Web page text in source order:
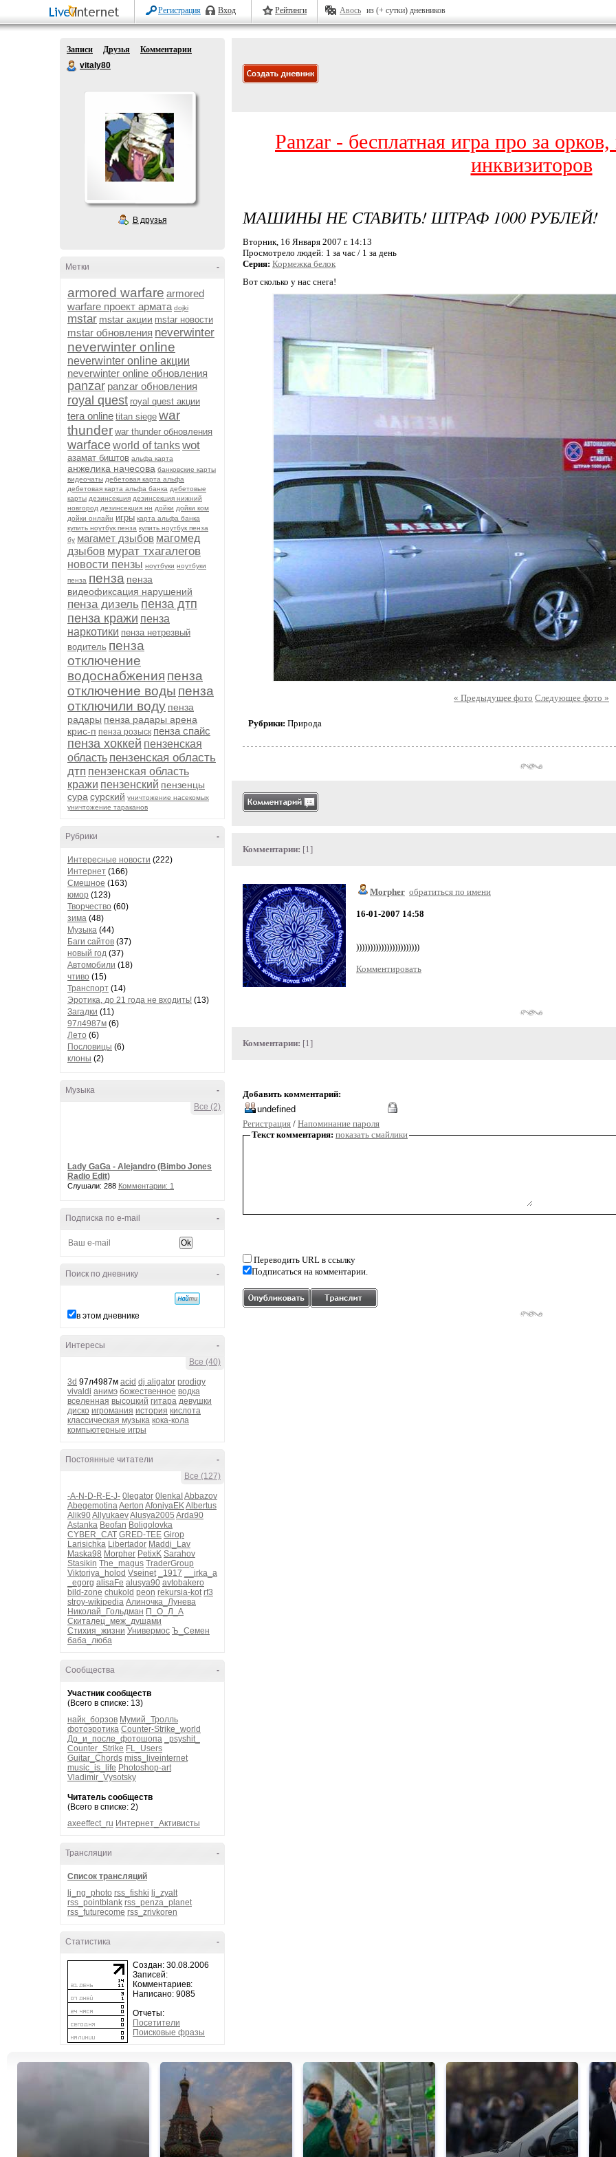
Регистрация Вход Рейтинги Авось из (+ сутки) дневников
Записи Друзья
Комментарии
vitaly80
В друзья
-
Метки
armored warfare armored
warfare проект армата dojki
mstar mstar акции mstar новости
mstar обновления neverwinter
neverwinter online
neverwinter online акции
neverwinter online обновления
panzar panzar обновления
royal quest royal quest акции
tera online titan siege war
thunder war thunder обновления
warfaceworld of tankswot
азамат биштов альфа карта
анжелика начесова банковские карты
видеочаты дебетовая карта альфа
дебетовая карта альфа банка дебетовые
карты дезинсекция дезинсекция нижний
новгород дезинсекция нн дойки дойки ком
дойки онлайн игры карта альфа банка
купить ноутбук пенза купить ноутбук пенза
бу магамет дзыбов магомед
дзыбов мурат тхагалегов
новости пензы ноутбуки ноутбуки
пенза пенза пенза
видеофиксация нарушений
пенза дизель пенза дтп
пенза кражи пенза
наркотики пенза нетрезвый
водитель пенза
отключение
водоснабжения пенза
отключение воды пенза
отключили воду пенза
радары пенза радары арена
крис-п пенза розыск пенза спайс
пенза хоккей пензенская
область пензенская область
дтп пензенская область
кражи пензенский пензенцы
сура сурский уничтожение насекомых
уничтожение тараканов
-
Рубрики
Интересные новости (222)
Интернет (166)
Смешное (163)
юмор (123)
Творчество (60)
зима (48)
Музыка (44)
Баги сайтов (37)
новый год (37)
Автомобили (18)
чтиво (15)
Транспорт (14)
Эротика, до 21 года не входить! (13)
Загадки (11)
97л4987м (6)
Лето (6)
Пословицы (6)
клоны (2)
-
Музыка
Все (2)
Lady GaGa - Alejandro (Bimbo Jones
Radio Edit)
Слушали: 288 Комментарии: 1
-
Подписка по e-mail
-
Поиск по дневнику
в этом дневнике
-
Интересы
Все (40)
3d 97л4987м acid dj aligator prodigy
vivaldi анимэ божественное водка
вселенная высоцкий гитара девушки
диско игромания история кислота
классическая музыка кока-кола
компьютерные игры
-
Постоянные читатели
Все (127)
-A-N-D-R-E-J- 0legator 0lenkaI Abbazov
AbegemotinaAerton AfoniyaEKAlbertus
Alik90AllyukaevAlusya2005 Arda90
Astanka Beofan Boligolovka
CYBER_CAT GRED-TEE Girop
Larisichka Libertador Maddi_Lav
Maska98 Morpher PetixK Sarahov
Stasikin The_magus TraderGroup
Viktoriya_holod Vseinet _1917
__irka_a
_egorg alisaFe alusya90 avtobakero
bild-zone chukold peon rekursia-kot rf3
stroy-wikipedia Алиночка_Лунева
Николай_Гольдман П_О_Л_А
Скиталец_меж_душами
Стихия_жизни Универмос Ъ_Семен
баба_люба
-
Сообщества
Участник сообществ
(Всего в списке: 13)
найк_борзов Мумий_Тролль
фотоэротика Counter-Strike_world
До_и_после_фотошопа
_psyshit_
Counter_Strike FL_Users
Guitar_Chords miss_liveinternet
music_is_life Photoshop-art
Vladimir_Vysotsky
Читатель сообществ
(Всего в списке: 2)
axeeffect_ru Интернет_Активисты
-
Трансляции
Список трансляций
lj_ng_photo rss_fishki lj_zyalt
rss_pointblank rss_penza_planet
rss_futurecome rss_zrivkoren
-
Статистика
Создан: 30.08.2006
Записей:
Комментариев:
Написано: 9085
Отчеты:
Посетители
Поисковые фразы
Panzar - бесплатная игра про за
инквизиторов
МАШИНЫ НЕ СТАВИТЬ! ШТРАФ 1000 РУБЛЕЙ!
Вторник, 16 Января 2007 г. 14:13
Просмотрело людей: 1 за час / 1 за день
Серия: Кормежка белок
Вот сколько у нас снега!
« Предыдущее фото Следующее фото »
Рубрики: Природа
Комментарии: [1]
Morpher обратиться по имени
16-01-2007 14:58
)))))))))))))))))))))))
Комментировать
Комментарии: [1]
Добавить комментарий:
Регистрация / Напоминание пароля
Текст комментария: показать смайлики
Переводить URL в ссылку
Подписаться на комментарии.